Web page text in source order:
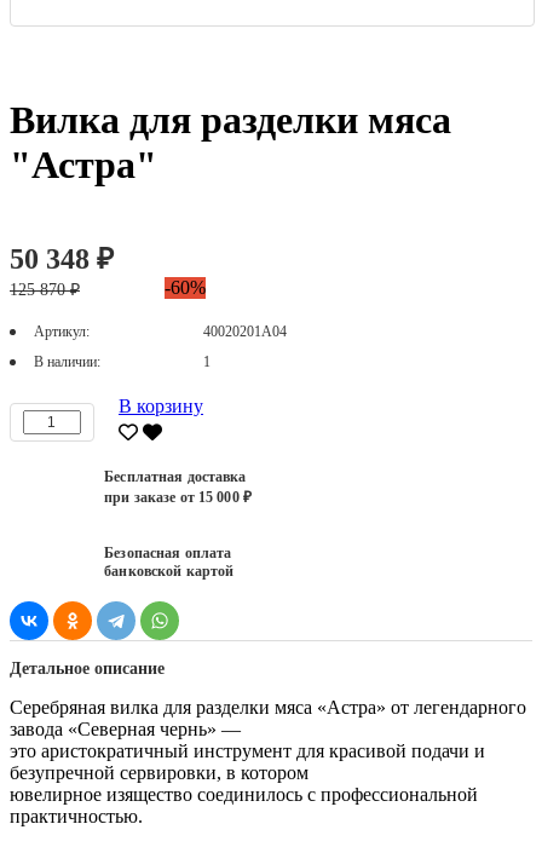
Вилка для разделки мяса
"Астра"
50 348 ₽
125 870 ₽ -60%
Артикул:
40020201А04
В наличии:
1
В корзину
Бесплатная доставка
при заказе от 15 000 ₽
Безопасная оплата
банковской картой
Детальное описание
Серебряная вилка для разделки мяса «Астра» от легендарного
завода «Северная чернь» —
это аристократичный инструмент для красивой подачи и
безупречной сервировки, в котором
ювелирное изящество соединилось с профессиональной
практичностью.